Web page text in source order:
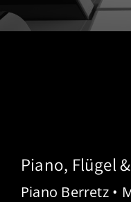
Piano, Flügel
Piano Berretz •